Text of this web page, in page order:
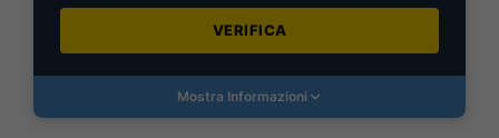
VERIFICA
Mostra Informazioni